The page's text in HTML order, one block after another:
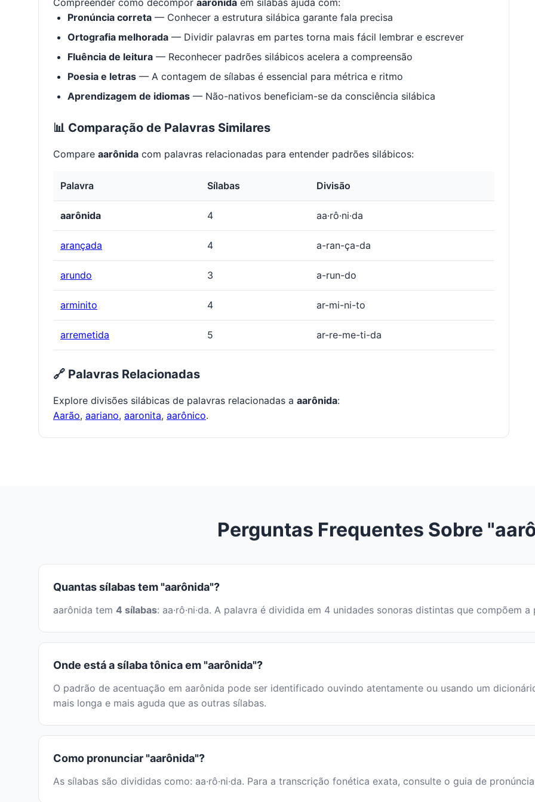
Compreender como decompor aarônida em sílabas ajuda com:
Pronúncia correta — Conhecer a estrutura silábica garante fala precisa
Ortografia melhorada — Dividir palavras em partes torna mais fácil lembrar e escrever
Fluência de leitura — Reconhecer padrões silábicos acelera a compreensão
Poesia e letras — A contagem de sílabas é essencial para métrica e ritmo
Aprendizagem de idiomas — Não-nativos beneficiam-se da consciência silábica
📊 Comparação de Palavras Similares
Compare aarônida com palavras relacionadas para entender padrões silábicos:
Palavra Sílabas Divisão
aarônida 4 aa·rô·ni·da
arançada 4 a-ran-ça-da
arundo 3 a-run-do
arminito 4 ar-mi-ni-to
arremetida 5 ar-re-me-ti-da
🔗 Palavras Relacionadas
Explore divisões silábicas de palavras relacionadas a aarônida:
Aarão, aariano, aaronita, aarônico.
Perguntas Frequentes Sobre
Quantas sílabas tem "aarônida"?
aarônida tem 4 sílabas: aa·rô·ni·da. A palavra é dividida em 4 unidades sonoras distintas que compõem
Onde está a sílaba tônica em "aarônida"?
O padrão de acentuação em aarônida pode ser identificado ouvindo atentamente ou usando um
mais longa e mais aguda que as outras sílabas.
Como pronunciar "aarônida"?
As sílabas são divididas como: aa·rô·ni·da. Para a transcrição fonética exata, consulte o guia de